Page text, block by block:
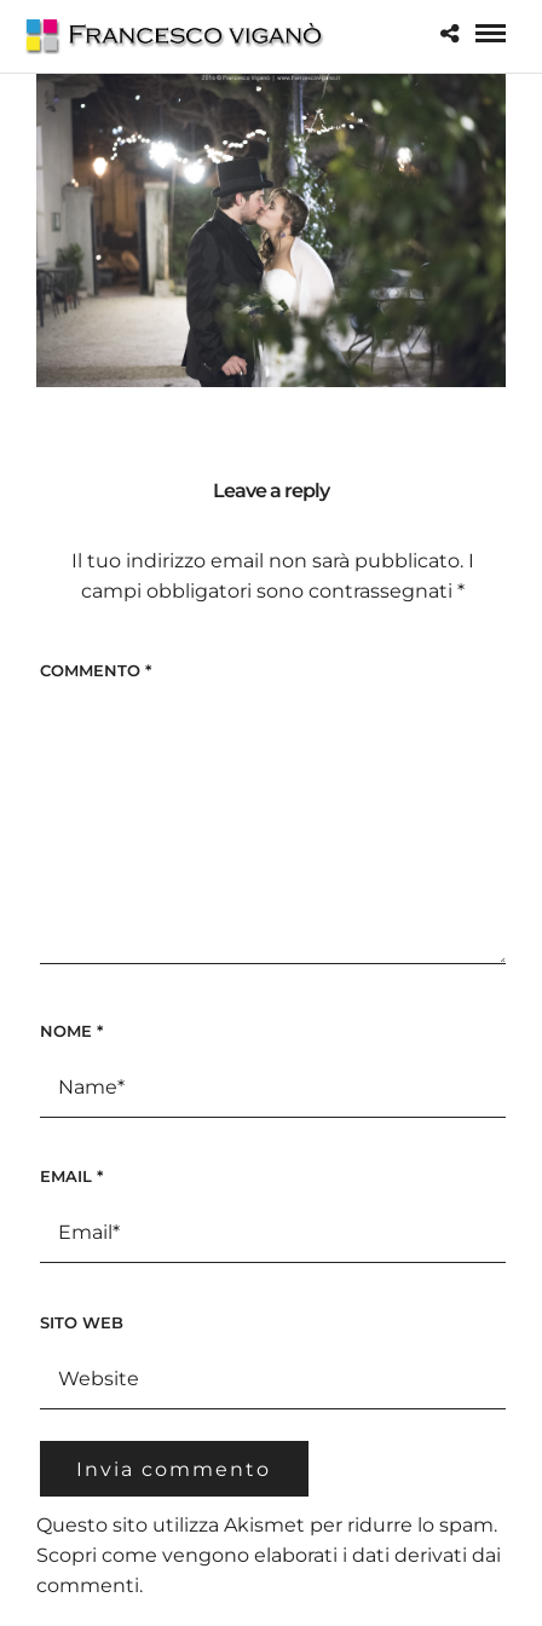
Leave a reply
Il tuo indirizzo email non sarà pubblicato. I
campi obbligatori sono contrassegnati *
COMMENTO *
NOME *
EMAIL *
SITO WEB
Questo sito utilizza Akismet per ridurre lo spam.
Scopri come vengono elaborati i dati derivati dai
commenti.